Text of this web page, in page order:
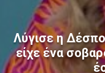
Λύγισε η
είχε ένα